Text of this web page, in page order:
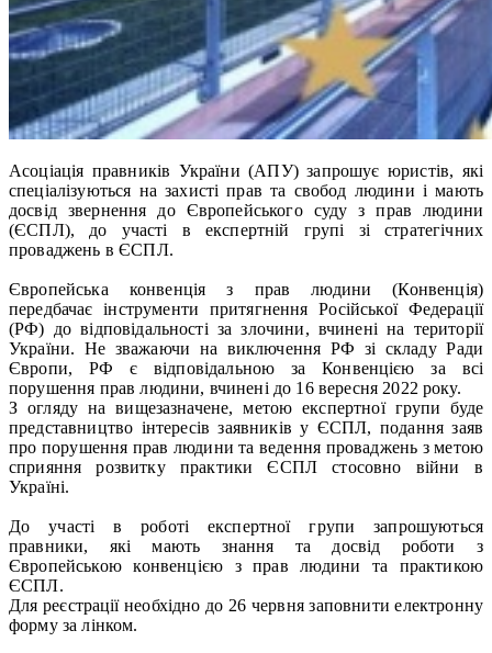
Асоціація правників України (АПУ) запрошує юристів, які
спеціалізуються на захисті прав та свобод людини і мають
досвід звернення до Європейського суду з прав людини
(ЄСПЛ), до участі в експертній групі зі стратегічних
проваджень в ЄСПЛ.
Європейська конвенція з прав людини (Конвенція)
передбачає інструменти притягнення Російської Федерації
(РФ) до відповідальності за злочини, вчинені на території
України. Не зважаючи на виключення РФ зі складу Ради
Європи, РФ є відповідальною за Конвенцією за всі
порушення прав людини, вчинені до 16 вересня 2022 року.
З огляду на вищезазначене, метою експертної групи буде
представництво інтересів заявників у ЄСПЛ, подання заяв
про порушення прав людини та ведення проваджень з метою
сприяння розвитку практики ЄСПЛ стосовно війни в
Україні.
До участі в роботі експертної групи запрошуються
правники, які мають знання та досвід роботи з
Європейською конвенцією з прав людини та практикою
ЄСПЛ.
Для реєстрації необхідно до 26 червня заповнити електронну
форму за лінком.